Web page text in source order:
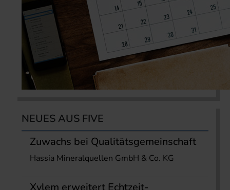
NEUES AUS FIVE
Zuwachs bei Qualitätsgemeinschaft
Hassia Mineralquellen GmbH & Co. KG
Xylem erweitert Echtzeit-